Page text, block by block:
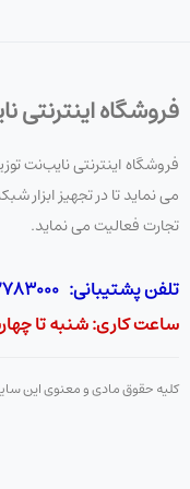
برای محافظت از
تابلوهای شبکه:
برای ایمن‌سازی
دیتاسنترها :
برای حفاظت از
تجهیزات
فروشگاه اینترنتی
فروشگاه اینترنتی نایب‌نت
می نماید تا در تجهیز ابزار
تجارت فعالیت می نماید.
تلفن پشتیبانی: 52783000-021 2605335-0935 5425057-0939 2336217-0910
ساعت کاری: شنبه تا چهارشنبه
کلیه حقوق مادی و معنوی این